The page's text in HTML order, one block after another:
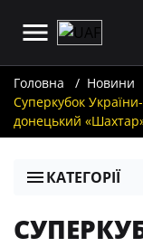
Головна Новини
Суперкубок
донецький
КАТЕГОРІЇ